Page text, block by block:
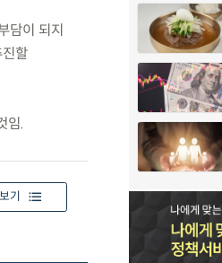
담이 되지
할
임.
기